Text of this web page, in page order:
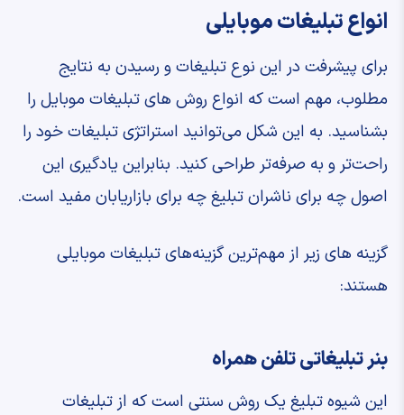
انواع تبلیغات موبایلی
برای پیشرفت در این نوع تبلیغات و رسیدن به نتایج
مطلوب، مهم است که انواع روش های تبلیغات موبایل را
بشناسید. به این شکل می‌توانید استراتژی تبلیغات خود را
راحت‌تر و به صرفه‌تر طراحی کنید. بنابراین یادگیری این
اصول چه برای ناشران تبلیغ چه برای بازاریابان مفید است.
گزینه های زیر از مهم‌ترین گزینه‌های تبلیغات موبایلی
هستند:
بنر تبلیغاتی تلفن همراه
این شیوه تبلیغ یک روش سنتی است که از تبلیغات